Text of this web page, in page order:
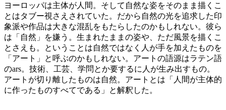
ヨーロッパは主体が人間。そして自然な姿をそのまま描くこ
とはタブー視さえされていた。だから自然の光を追求した印
象派や作品は大きな混乱をもたらしたのかもしれない。彼ら
は「自然」を嫌う。生まれたままの姿や、ただ風景を描くこ
とさえも。ということは自然ではなく人が手を加えたものを
「アート」と呼ぶのかもしれない。アートの語源はラテン語
のars。技術、工芸、学問とか要するに人が生み出すもの。
アートが切り離したものは自然。アートとは「人間が主体的
に作ったものすべてである」と解釈した。